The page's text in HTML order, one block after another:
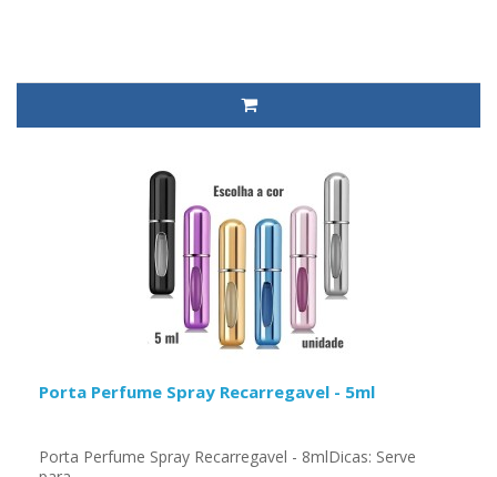
Porta Perfume Spray Recarregavel - 5ml
Porta Perfume Spray Recarregavel - 8mlDicas: Serve